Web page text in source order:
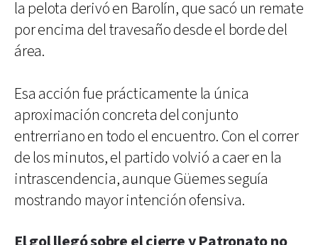
la pelota derivó en Barolín, que sacó un remate
por encima del travesaño desde el borde del
área.
Esa acción fue prácticamente la única
aproximación concreta del conjunto
entrerriano en todo el encuentro. Con el correr
de los minutos, el partido volvió a caer en la
intrascendencia, aunque Güemes seguía
mostrando mayor intención ofensiva.